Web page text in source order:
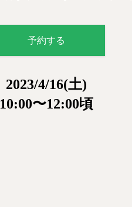
予約する
2023/4/16(土)
10:00〜12:00頃